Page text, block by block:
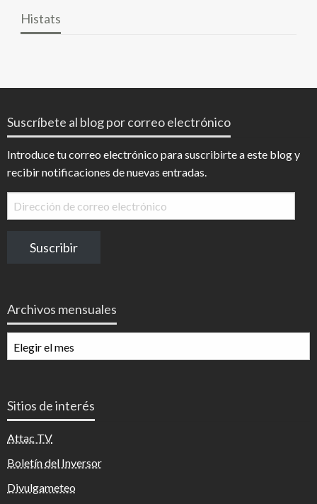
Histats
Suscríbete al blog por correo electrónico
Introduce tu correo electrónico para suscribirte a este blog y
recibir notificaciones de nuevas entradas.
Dirección
de
electrónico
Suscribir
Archivos mensuales
mensuales
Sitios de interés
Attac TV
Boletín del Inversor
Divulgameteo